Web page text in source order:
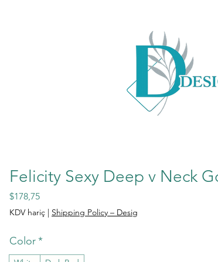
Felicity Sexy Deep v Neck
$178,75Fiyat
KDV hariç | Shipping Policy – Desig
Color*